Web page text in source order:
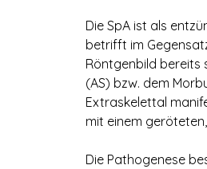
Die SpA ist als
betrifft im
Röntgenbild bereits
(AS) bzw. dem
Extraskelettal
mit einem
Die Pathogenese